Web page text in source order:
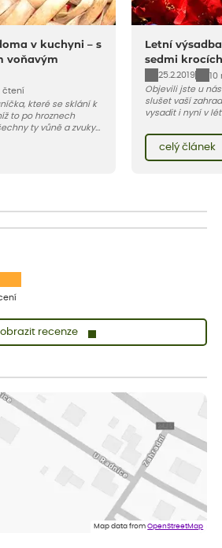
v kuchyni – s
voňavým
čtení
které se sklání k
to po hroznech
ty vůně a zvuky
radost. A taky trochu
mlsání babiččina
Letní
sedmi krocích
25.2.2019
10
Objevili jste u
slušet vaší
vysadit i nyní v
celý rok – nyní
vody než na jaře
celý článek
recenze
1objednavku a zatím jsem spokojená se
dobře zabalené, celková spokojenost.
stromky v pěkném stavu. Jediné, co
komunikování nedostupného zboží před
Map data fromOpenStreetMap